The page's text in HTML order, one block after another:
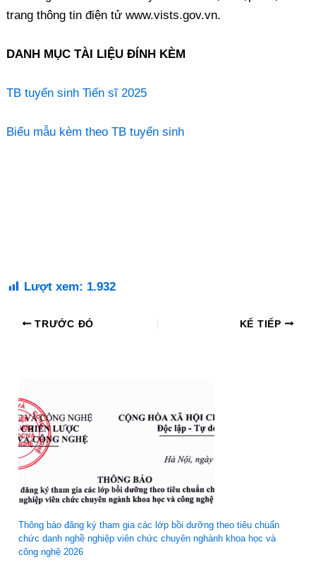
trang thông tin điện tử www.vists.gov.vn.
DANH MỤC TÀI LIỆU ĐÍNH KÈM
TB tuyển sinh Tiến sĩ 2025
Biểu mẫu kèm theo TB tuyển sinh
Lượt xem: 1.932
TRƯỚC ĐÓ KẾ TIẾP
Thông báo đăng ký tham gia các lớp bồi dưỡng theo tiêu chuẩn
chức danh nghề nghiệp viên chức chuyên nghành khoa học và
công nghệ 2026